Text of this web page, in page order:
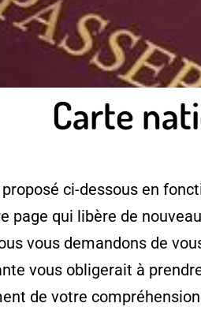
Carte
ci-dessous en
page qui libère de
vous demandons de
vous obligerait à
de votre